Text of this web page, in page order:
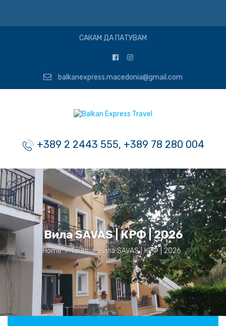
САКАМ ДА ПАТУВАМ
balkanexpress.macedonia@gmail.com
+389 2 2443 555, +389 78 280 004
Вила SAVAS | КРФ | 2026
Home > Tours > Вила SAVAS | КРФ | 2026